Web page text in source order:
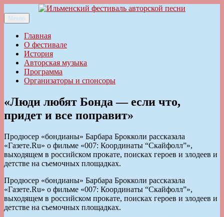
к
содержимому
Ильменский фестиваль авторской песни
Меню
Главная
О фестивале
История
Авторская музыка
Программа
Организаторы и спонсоры
«Люди любят Бонда — если что,
придет и все поправит»
Продюсер «бондианы» Барбара Брокколи рассказала
«Газете.Ru» о фильме «007: Координаты “Скайфолл”»,
выходящем в российском прокате, поисках героев и злодеев и
детстве на съемочных площадках.
Продюсер «бондианы» Барбара Брокколи рассказала
«Газете.Ru» о фильме «007: Координаты “Скайфолл”»,
выходящем в российском прокате, поисках героев и злодеев и
детстве на съемочных площадках.